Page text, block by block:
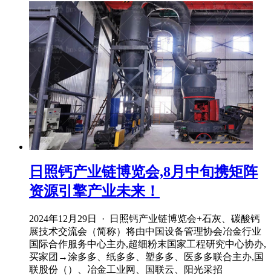
日照钙产业链博览会,8月中旬携矩阵
资源引擎产业未来！
2024年12月29日 · 日照钙产业链博览会+石灰、碳酸钙
展技术交流会（简称）将由中国设备管理协会冶金行业
国际合作服务中心主办,超细粉末国家工程研究中心协办,
买家团→涂多多、纸多多、塑多多、医多多联合主办,国
联股份（）、冶金工业网、国联云、阳光采招